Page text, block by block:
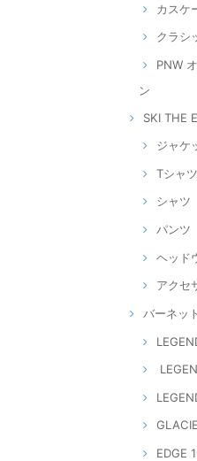
カスケ
クラシ
PNW
ン
SKI THE
ジャケ
Tシャツ
シャツ
パンツ
ヘッド
アクセ
バーネッ
EDGE